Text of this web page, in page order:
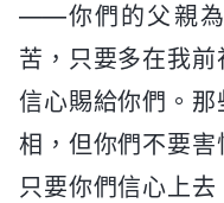
——你們的父親為
苦，只要多在我
信心賜給你們。
相，但你們不要害
只要你們信心上